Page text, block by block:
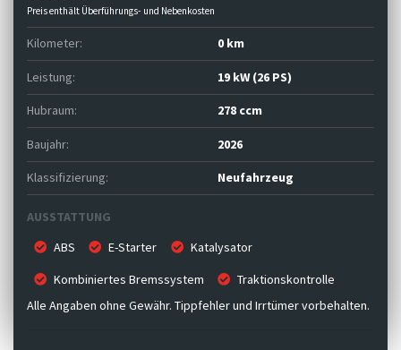
Preis enthält Überführungs- und Nebenkosten
Kilometer: 0 km
Leistung: 19 kW (26 PS)
Hubraum: 278 ccm
Baujahr: 2026
Klassifizierung: Neufahrzeug
AUSSTATTUNG
ABS
E-Starter Katalysator
Kombiniertes Bremssystem
Traktionskontrolle
Alle Angaben ohne Gewähr. Tippfehler und Irrtümer vorbehalten.